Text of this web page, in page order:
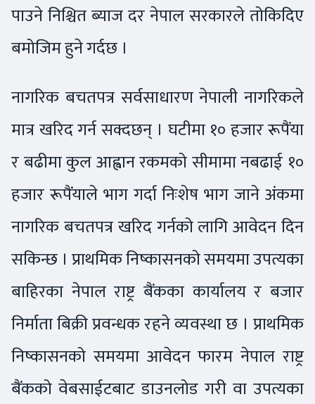
पाउने निश्चित ब्याज दर नेपाल सरकारले तोकिदिए
बमोजिम हुने गर्दछ ।
नागरिक बचतपत्र सर्वसाधारण नेपाली नागरिकले
मात्र खरिद गर्न सक्दछन् । घटीमा १० हजार रूपैंया
र बढीमा कुल आह्वान रकमको सीमामा नबढाई १०
हजार रूपैंयाले भाग गर्दा निःशेष भाग जाने अंकमा
नागरिक बचतपत्र खरिद गर्नको लागि आवेदन दिन
सकिन्छ । प्राथमिक निष्कासनको समयमा उपत्यका
बाहिरका नेपाल राष्ट्र बैंकका कार्यालय र बजार
निर्माता बिक्री प्रवन्धक रहने व्यवस्था छ । प्राथमिक
निष्कासनको समयमा आवेदन फारम नेपाल राष्ट्र
बैंकको वेबसाईटबाट डाउनलोड गरी वा उपत्यका